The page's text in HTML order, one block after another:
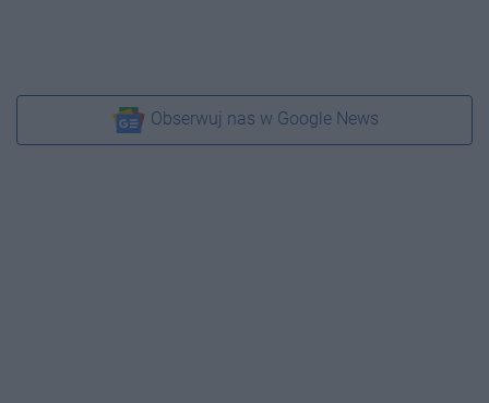
Obserwuj nas w Google News